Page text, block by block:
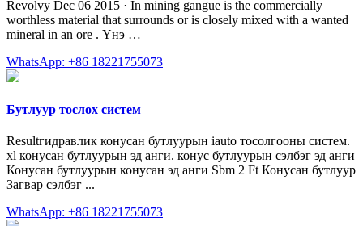
Revolvy Dec 06 2015 · In mining gangue is the commercially
worthless material that surrounds or is closely mixed with a wanted
mineral in an ore . Үнэ …
WhatsApp: +86 18221755073
Бутлуур тослох систем
Resultгидравлик конусан бутлуурын iauto тосолгооны систем.
xl конусан бутлуурын эд анги. конус бутлуурын сэлбэг эд анги
Конусан бутлуурын конусан эд анги Sbm 2 Ft Конусан бутлуур
Загвар сэлбэг ...
WhatsApp: +86 18221755073